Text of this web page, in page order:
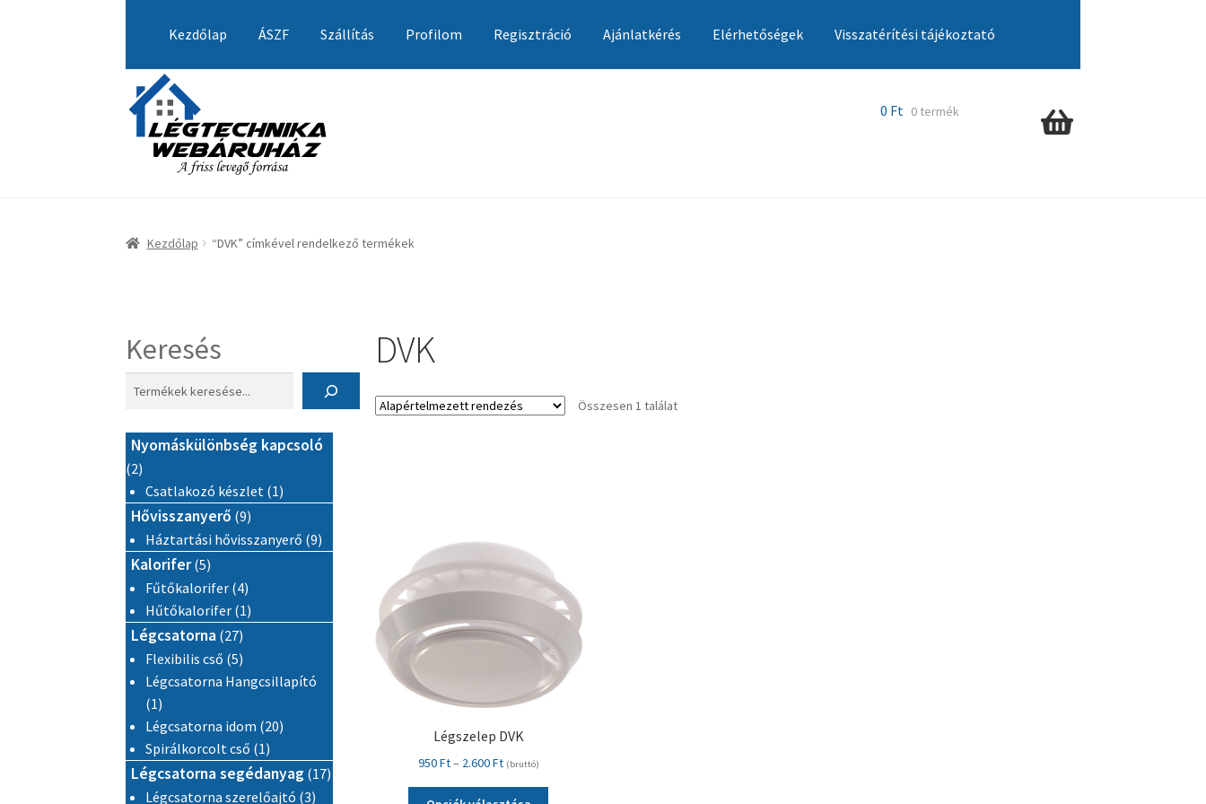
Kezdőlap ÁSZF Szállítás Profilom Regisztráció Ajánlatkérés Elérhetőségek Visszatérítési tájékoztató
KezdőlapA fiókom
Visszatérítési tájékoztató
0 Ft 0 termék
Kezdőlap “DVK” címkével rendelkező termékek
DVK
Összesen 1 találat
Légszelep DVK
950Ft– 2.600FtÁrtartomány:
(bruttó)
Keresés
Nyomáskülönbség kapcsoló
22 termék
Csatlakozó készlet 11 termék
Hővisszanyerő 99 termék
Háztartási hővisszanyerő 99 termék
Kalorifer 55 termék
Fűtőkalorifer 44 termék
Hűtőkalorifer 11 termék
Légcsatorna 2727 termék
Flexibilis cső 55 termék
Légcsatorna Hangcsillapító
11 termék
Légcsatorna idom 2020 termék
Spirálkorcolt cső 11 termék
Légcsatorna segédanyag 1717 termék
Légcsatorna szerelőajtó 33 termék